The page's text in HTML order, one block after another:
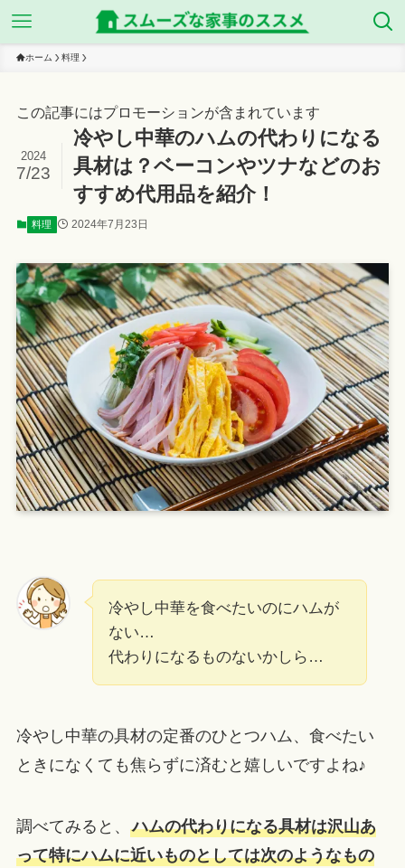
ホーム 料理
この記事にはプロモーションが含まれています
冷やし中華のハムの代わりになる
具材は？ベーコンやツナなどのお
すすめ代用品を紹介！
2024
7/23
料理 2024年7月23日
冷やし中華を食べたいのにハムが
ない…
代わりになるものないかしら…
冷やし中華の具材の定番のひとつハム、食べたい
ときになくても焦らずに済むと嬉しいですよね♪
調べてみると、 ハムの代わりになる具材は沢山あ
って特にハムに近いものとしては次のようなもの